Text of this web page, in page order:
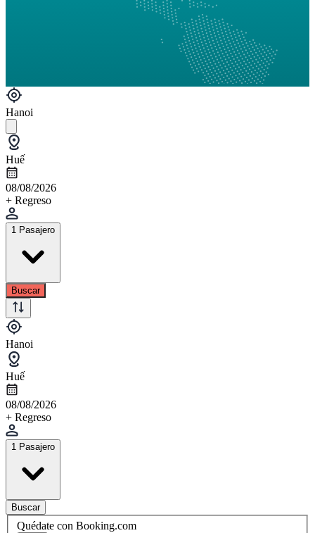
Hanoi
Huế
08/08/2026
+ Regreso
1 Pasajero
Buscar
Hanoi
Huế
08/08/2026
+ Regreso
1 Pasajero
Buscar
Quédate con Booking.com